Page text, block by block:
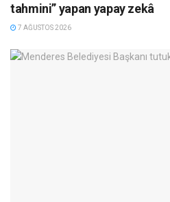
tahmini” yapan yapay zekâ
7 AĞUSTOS 2026